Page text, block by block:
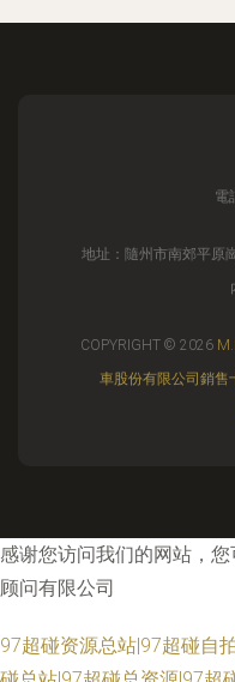
電
地址：隨州市南郊平原
COPYRIGHT © 2026
車股份有限公司銷售
感谢您访问我们的网站，
顾问有限公司
97超碰资源总站|97超碰自